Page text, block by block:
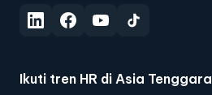
Ikuti tren HR di Asia Tenggara